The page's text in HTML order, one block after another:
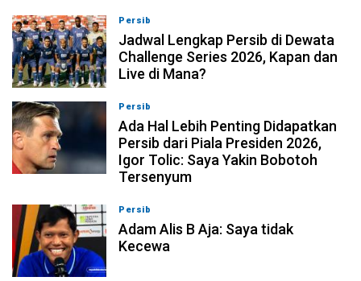
Persib
Jadwal Lengkap Persib di Dewata
Challenge Series 2026, Kapan dan
Live di Mana?
Persib
Ada Hal Lebih Penting Didapatkan
Persib dari Piala Presiden 2026,
Igor Tolic: Saya Yakin Bobotoh
Tersenyum
Persib
Adam Alis B Aja: Saya tidak
Kecewa